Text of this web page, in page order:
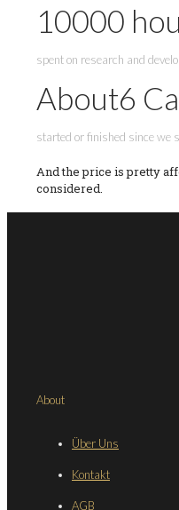
10000
spent on research and
About6
started or finished since we
And the price is pretty
considered.
About
Über Uns
Kontakt
AGB